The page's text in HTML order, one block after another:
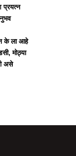
प्रयत्न
के ला आहे
मोठ्या
असे